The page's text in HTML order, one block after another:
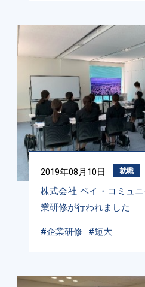
2019年08月10日 就職
株式会社 ベイ・コミュ
業研修が行われました
#企業研修 #短大